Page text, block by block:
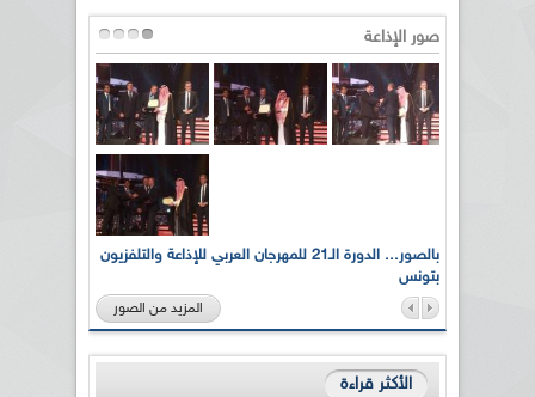
صور الإذاعة
بالصور... الدورة الـ21 للمهرجان العربي للإذاعة والتلفزيون
بتونس
المزيد من الصور
الأكثر قراءة